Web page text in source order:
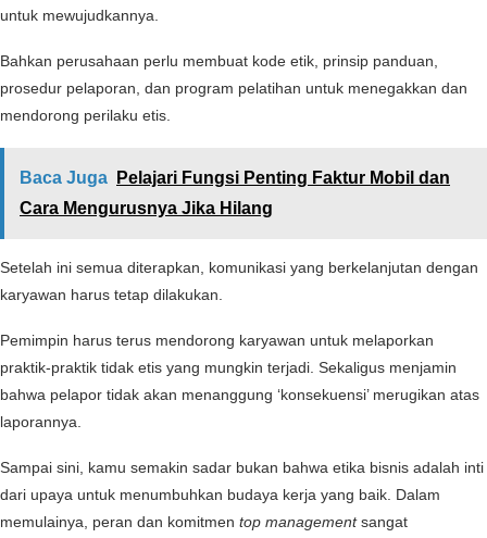
untuk mewujudkannya.
Bahkan perusahaan perlu membuat kode etik, prinsip panduan,
prosedur pelaporan, dan program pelatihan untuk menegakkan dan
mendorong perilaku etis.
Baca Juga
Pelajari Fungsi Penting Faktur Mobil dan
Cara Mengurusnya Jika Hilang
Setelah ini semua diterapkan, komunikasi yang berkelanjutan dengan
karyawan harus tetap dilakukan.
Pemimpin harus terus mendorong karyawan untuk melaporkan
praktik-praktik tidak etis yang mungkin terjadi. Sekaligus menjamin
bahwa pelapor tidak akan menanggung ‘konsekuensi’ merugikan atas
laporannya.
Sampai sini, kamu semakin sadar bukan bahwa etika bisnis adalah inti
dari upaya untuk menumbuhkan budaya kerja yang baik. Dalam
memulainya, peran dan komitmen top managementsangat